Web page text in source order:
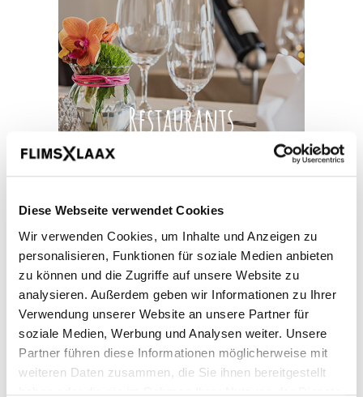
Diese Webseite verwendet Cookies
Wir verwenden Cookies, um Inhalte und Anzeigen zu
personalisieren, Funktionen für soziale Medien anbieten
zu können und die Zugriffe auf unsere Website zu
analysieren. Außerdem geben wir Informationen zu Ihrer
Verwendung unserer Website an unsere Partner für
soziale Medien, Werbung und Analysen weiter. Unsere
Partner führen diese Informationen möglicherweise mit
weiteren Daten zusammen, die Sie ihnen bereitgestellt
Restaurants